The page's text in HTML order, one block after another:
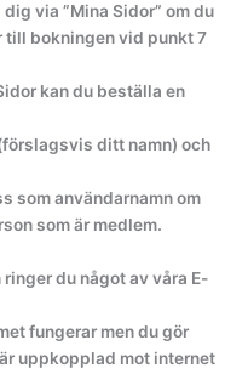
via ”Mina Sidor” om du
till bokningen vid punkt 7
kan du beställa en
ditt namn) och
som användarnamn om
som är medlem.
du något av våra E-
fungerar men du gör
uppkopplad mot internet